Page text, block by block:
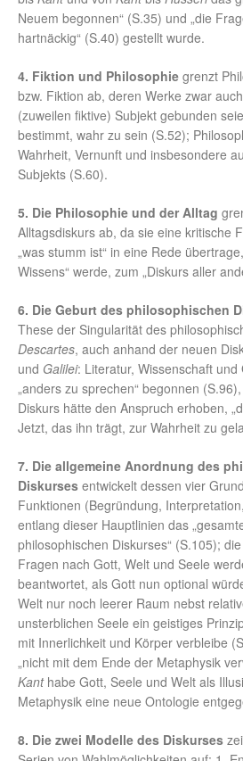
Neuem begonnen“ (S.35) und „die
hartnäckig“ (S.40) gestellt wurde.
4. Fiktion und Philosophie grenzt
bzw. Fiktion ab, deren Werke zwar
(zuweilen fiktive) Subjekt gebunden
bestimmt, wahr zu sein (S.52);
Wahrheit, Vernunft und insbesondere
Subjekts (S.60).
5. Die Philosophie und der Alltag
Alltagsdiskurs ab, da sie eine kritische
„was stumm ist“ in eine Rede
Wissens“ werde, zum „Diskurs aller
6. Die Geburt des philosophischen
These der Singularität des
Descartes, auch anhand der neuen
und Galilei: Literatur, Wissenschaft und
„anders zu sprechen“ begonnen
Diskurs hätte den Anspruch erhoben,
Jetzt, das ihn trägt, zur Wahrheit zu
7. Die allgemeine Anordnung des
Diskurses entwickelt dessen vier
Funktionen (Begründung,
entlang dieser Hauptlinien das
philosophischen Diskurses“ (S.105);
Fragen nach Gott, Welt und Seele
beantwortet, als Gott nun optional
Welt nur noch leerer Raum nebst
unsterblichen Seele ein geistiges
mit Innerlichkeit und Körper verbleibe
„nicht mit dem Ende der Metaphysik
Kanthabe Gott, Seele und Welt als
Metaphysik eine neue Ontologie
8. Die zwei Modelle des Diskurses